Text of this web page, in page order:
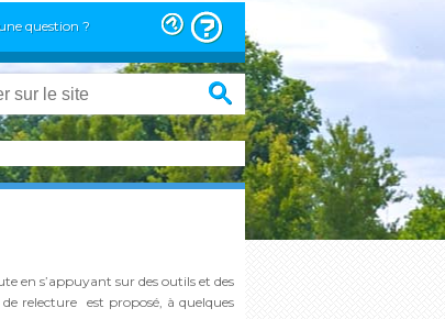
question ?
en s’appuyant sur des outils et des
relecture est proposé, à quelques